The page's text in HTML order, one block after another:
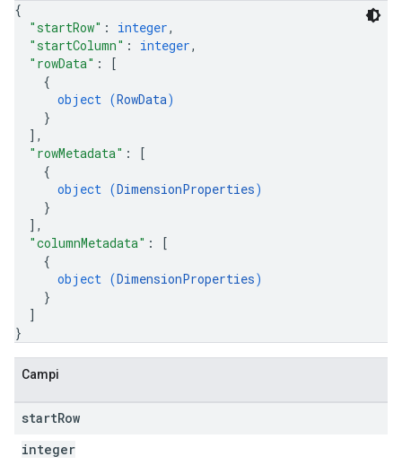
{
"startRow" : integer,
"startColumn" : integer,
"rowData" :
[
{
object (RowData)
}
] ,
"rowMetadata" :
[
{
object (DimensionProperties)
}
] ,
"columnMetadata" :
[
{
object (DimensionProperties)
}
]
}
Campi
startRow
integer